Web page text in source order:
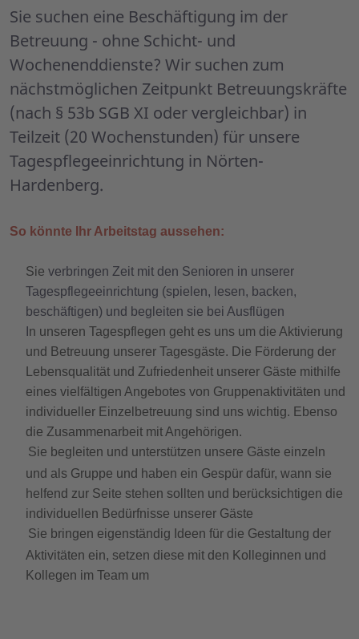
Sie suchen eine Beschäftigung im der
Betreuung - ohne Schicht- und
Wochenenddienste? Wir suchen zum
nächstmöglichen Zeitpunkt Betreuungskräfte
(nach § 53b SGB XI oder vergleichbar) in
Teilzeit (20 Wochenstunden) für unsere
Tagespflegeeinrichtung in Nörten-
Hardenberg.
So könnte Ihr Arbeitstag aussehen:
Sie verbringen Zeit mit den Senioren in unserer
Tagespflegeeinrichtung (spielen, lesen, backen,
beschäftigen) und begleiten sie bei Ausflügen
n unseren Tagespflegen geht es uns um die Aktivierung
und Betreuung unserer Tagesgäste. Die Förderung der
Lebensqualität und Zufriedenheit unserer Gäste mithilfe
eines vielfältigen Angebotes von Gruppenaktivitäten und
individueller Einzelbetreuung sind uns wichtig. Ebenso
die Zusammenarbeit mit Angehörigen.
Sie begleiten und unterstützen unsere Gäste einzeln
und als Gruppe und haben ein Gespür dafür, wann sie
helfend zur Seite stehen sollten und berücksichtigen die
individuellen Bedürfnisse unserer Gäste
Sie bringen eigenständig Ideen für die Gestaltung der
Aktivitäten ein, setzen diese mit den Kolleginnen und
Kollegen im Team um